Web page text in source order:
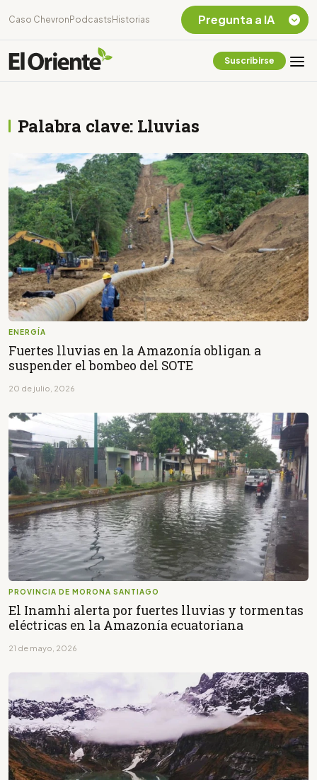
Caso Chevron Podcasts Historias
Suscribirse
Palabra clave: Lluvias
ENERGÍA
Fuertes lluvias en la Amazonía obligan a
suspender el bombeo del SOTE
20 de julio, 2026
PROVINCIA DE MORONA SANTIAGO
El Inamhi alerta por fuertes lluvias y tormentas
eléctricas en la Amazonía ecuatoriana
21 de mayo, 2026
Pregunta a IA
Amazonia Ecuatoriana
¿En que consiste la
tasa minera que rige en
Ecuador?